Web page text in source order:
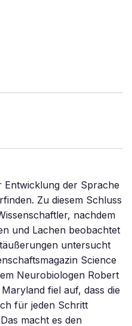
der Sprache
Zu diesem Schluss
nachdem
und Lachen beobachtet
untersucht
Science
Neurobiologen Robert
fiel auf, dass die
für jeden Schritt
macht es den